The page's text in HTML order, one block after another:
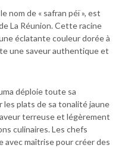
nom de « safran péï », est
La Réunion. Cette racine
éclatante couleur dorée à
une saveur authentique et
déploie toute sa
les plats de sa tonalité jaune
terreuse et légèrement
culinaires. Les chefs
maîtrise pour créer des